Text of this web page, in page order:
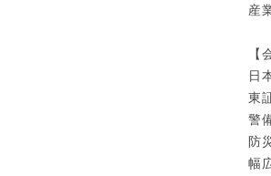
産
【
日
東
警
防
幅